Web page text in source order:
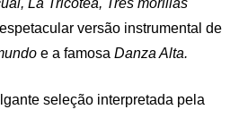
La Tricotea, Tres morillas
versão instrumental de
e a famosaDanza Alta.
seleção interpretada pela